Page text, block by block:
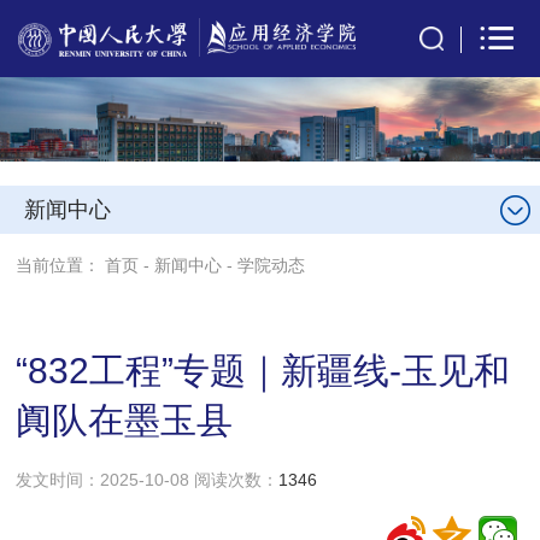
新闻中心
当前位置：首页 - 新闻中心 -学院动态
“832工程”专题｜新疆线-玉见和
阗队在墨玉县
发文时间：2025-10-08 阅读次数： 1346